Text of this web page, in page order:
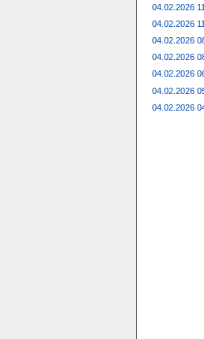
04.02.2026
04.02.2026
04.02.2026
04.02.2026
04.02.2026
04.02.2026
04.02.2026